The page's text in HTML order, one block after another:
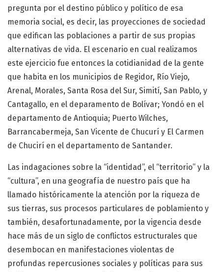
pregunta por el destino público y político de esa
memoria social, es decir, las proyecciones de sociedad
que edifican las poblaciones a partir de sus propias
alternativas de vida. El escenario en cual realizamos
este ejercicio fue entonces la cotidianidad de la gente
que habita en los municipios de Regidor, Río Viejo,
Arenal, Morales, Santa Rosa del Sur, Simití, San Pablo, y
Cantagallo, en el deparamento de Bolívar; Yondó en el
departamento de Antioquia; Puerto Wilches,
Barrancabermeja, San Vicente de Chucurí y El Carmen
de Chucirí en el departamento de Santander.
Las indagaciones sobre la “identidad”, el “territorio” y la
“cultura”, en una geografía de nuestro país que ha
llamado históricamente la atención por la riqueza de
sus tierras, sus procesos particulares de poblamiento y
también, desafortunadamente, por la vigencia desde
hace más de un siglo de conflictos estructurales que
desembocan en manifestaciones violentas de
profundas repercusiones sociales y políticas para sus